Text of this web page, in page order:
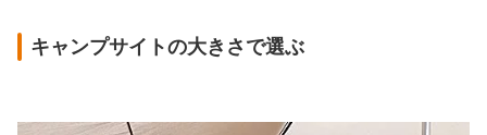
キャンプサイトの大きさで選ぶ